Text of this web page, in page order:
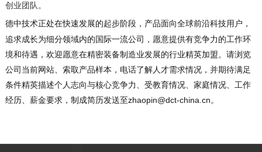
创业团队。
德中技术正处在快速发展的起步阶段，产品面向全球前沿科技用户，
追求成长为细分领域内的国际一流公司，愿意提供有竞争力的工作环
境和待遇，欢迎愿意在精密装备制造业发展的行业精英加盟。请浏览
公司当前网站、索取产品样本，电话了解人才需求情况，并期待满足
条件精英描述个人志向与核心竞争力、受教育情况、家庭情况、工作
经历、薪金要求，制成简历发送至zhaopin@dct-china.cn。